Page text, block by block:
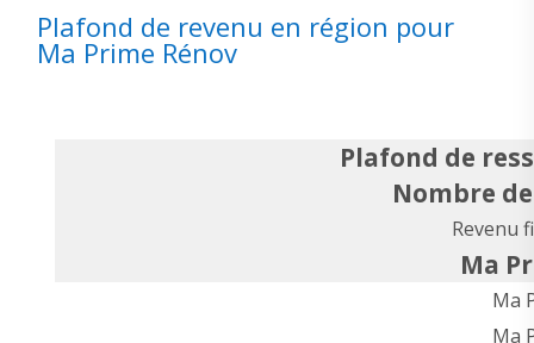
Plafond de revenu en région pour
Ma Prime Rénov
Plafond de
Nombre
Revenu
Ma
Ma
Ma